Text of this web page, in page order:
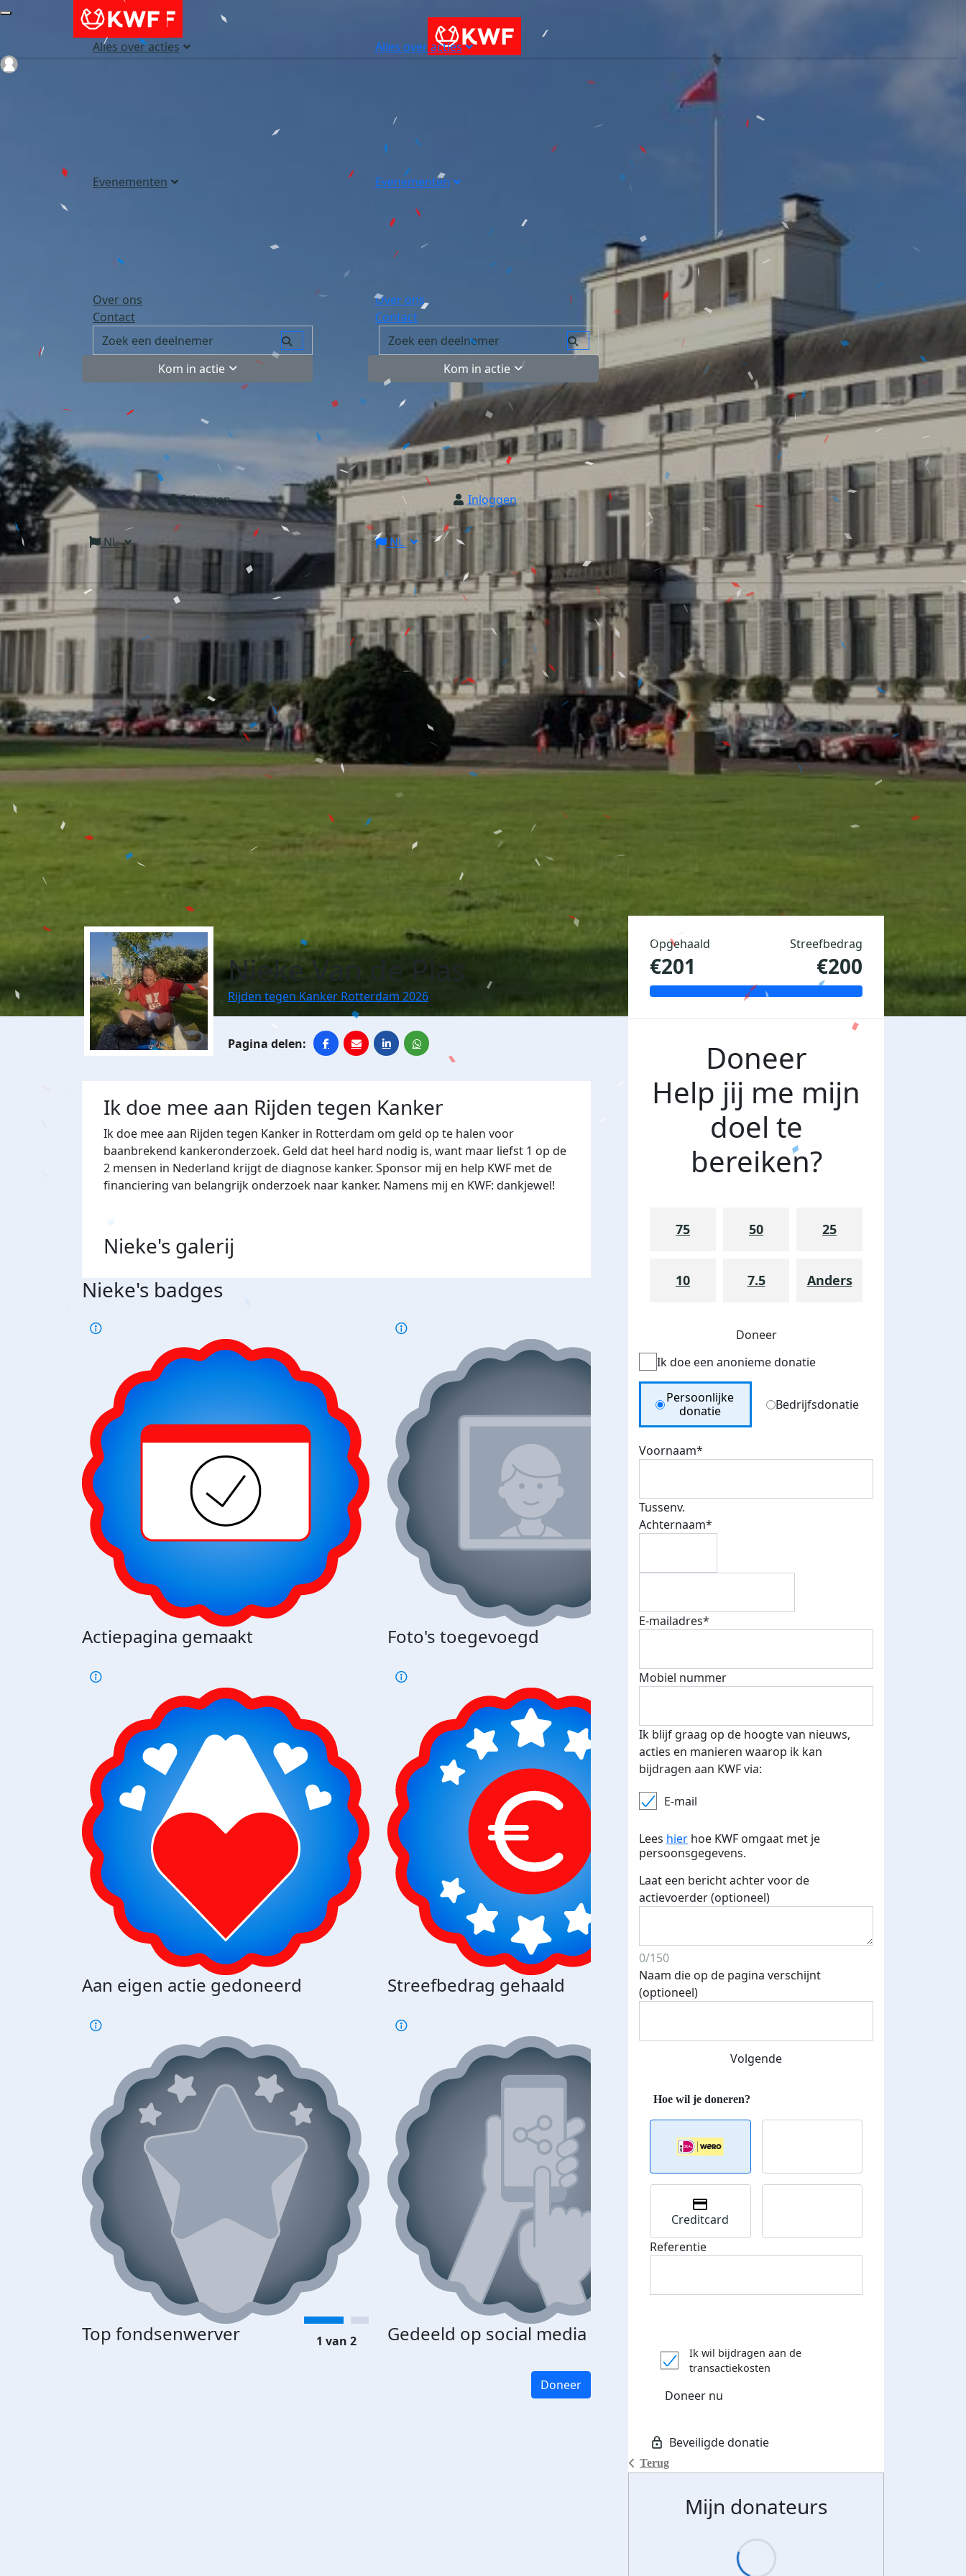
Alles over acties
Evenementen
Over ons
Contact
Kom in actie
Inloggen
NL
Alles over acties
Evenementen
Over ons
Contact
Kom in actie
Inloggen
NL
Nieke Van de Plas
Rijden tegen Kanker Rotterdam 2026
Ik doe mee aan Rijden tegen Kanker
Ik doe mee aan Rijden tegen Kanker in Rotterdam om geld op te halen voor
baanbrekend kankeronderzoek. Geld dat heel hard nodig is, want maar liefst 1 op de
2 mensen in Nederland krijgt de diagnose kanker. Sponsor mij en help KWF met de
financiering van belangrijk onderzoek naar kanker. Namens mij en KWF: dankjewel!
Nieke's galerij
Nieke's badges
Actiepagina gemaakt Foto's toegevoegd E-mails verstuurd
Aan eigen actie gedoneerd Streefbedrag gehaald Streefbedrag verhoogd
Top fondsenwerver Gedeeld op social media
Top fondsenwerver
1 van 2
Doneer
Opgehaald
€201
Streefbedrag
€200
Doneer
Help jij me mijn
doel te
bereiken?
75 50 25
10 7.5 Anders
Doneer
Ik doe een anonieme donatie
Donation Type
Persoonlijke
donatie
Bedrijfsdonatie
Voornaam*
Tussenv.
Achternaam*
E-mailadres*
Mobiel nummer
Ik blijf graag op de hoogte van nieuws,
acties en manieren waarop ik kan
bijdragen aan KWF via:
E-mail
Lees hier hoe KWF omgaat met je
persoonsgegevens.
Laat een bericht achter voor de
actievoerder (optioneel)
0/150
Naam die op de pagina verschijnt
(optioneel)
Volgende
Terug
Creditcard
Referentie
Ik wil bijdragen aan de
transactiekosten
Doneer nu
Mijn donateurs